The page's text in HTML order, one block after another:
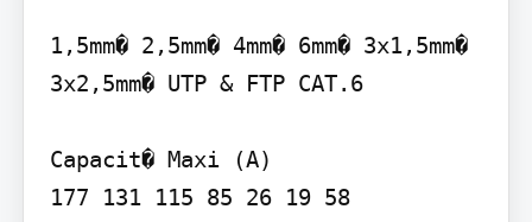
1,5mm� 2,5mm� 4mm� 6mm� 3x1,5mm�
3x2,5mm� UTP & FTP CAT.6
Capacit� Maxi (A)
177 131 115 85 26 19 58